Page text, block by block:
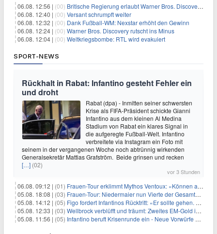
06.08. 12:56 | (00) Britische Regierung erlaubt Warner Bros. Discovery-Übernahme
06.08. 12:40 | (00) Versant schrumpft weiter
06.08. 12:32 | (00) Dank Fußball-WM: Nexstar erhöht den Gewinn
06.08. 12:24 | (00) Warner Bros. Discovery rutscht ins Minus
06.08. 12:04 | (00) Weltkriegsbombe: RTL wird evakuiert
SPORT-NEWS
Rückhalt in Rabat: Infantino gesteht Fehler ein
und droht
Rabat (dpa) - Inmitten seiner schwersten
Krise als FIFA-Präsident schickte Gianni
Infantino aus dem kleinen Al Medina
Stadium von Rabat ein klares Signal in
die aufgeregte Fußball-Welt. Infantino
verbreitete via Instagram ein Foto mit
seinem in der vergangenen Woche noch abtrünnig wirkenden
Generalsekretär Mattias Grafström. Beide grinsen und recken
[…] (02)
vor 3 Stunden
06.08. 09:12 | (01) Frauen-Tour erklimmt Mythos Ventoux: «Können alles schaffen»
05.08. 18:08 | (03) Frauen-Tour: Niedermaier nun Vierte der Gesamtwertung
05.08. 14:12 | (05) Figo fordert Infantinos Rücktritt: «Er sollte gehen. Jetzt»
05.08. 12:33 | (03) Wellbrock verblüfft und träumt: Zweites EM-Gold in Paris
05.08. 11:56 | (05) Infantino beruft Krisenrunde ein - Neue Vorwürfe gegen FIFA